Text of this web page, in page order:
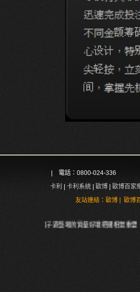
| 電話：0800-024-336
卡利
卡利系統 歐博
歐博百家
友站連結： 歐博| 歐博
天，電子遊藝場的質量好壞把關相當重要，歡